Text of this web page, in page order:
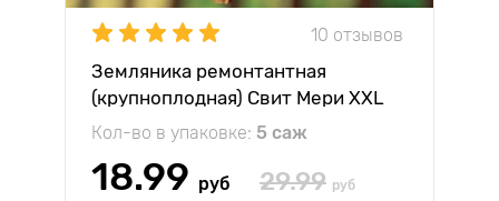
10 отзывов
Земляника ремонтантная
(крупноплодная) Свит Мери XXL
Кол-во в упаковке: 5 саж
18.99 руб 29.99 руб